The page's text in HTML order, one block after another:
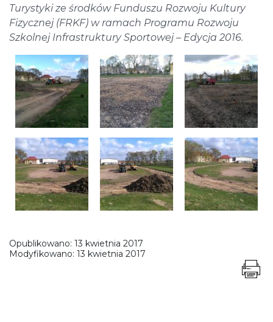
Turystyki ze środków Funduszu Rozwoju Kultury
Fizycznej (FRKF) w ramach Programu Rozwoju
Szkolnej Infrastruktury Sportowej – Edycja 2016.
Opublikowano: 13 kwietnia 2017
Modyfikowano: 13 kwietnia 2017